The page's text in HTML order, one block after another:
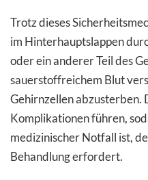
Trotz dieses
im Hinterhauptslappen
oder ein anderer Teil des
sauerstoffreichem Blut
Gehirnzellen abzusterben.
Komplikationen führen,
medizinischer Notfall ist,
Behandlung erfordert.